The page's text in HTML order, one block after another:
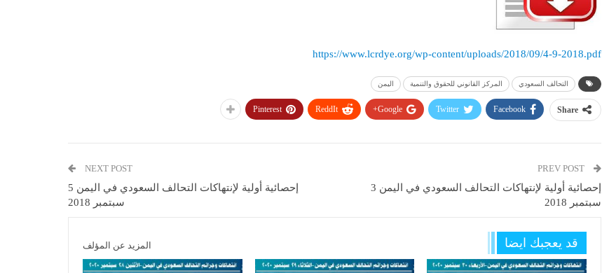
https://www.lcrdye.org/wp-content/uploads/2018/09/4-9-2018.pdf
التحالف السعودي المركز القانوني للحقوق والتنمية اليمن
Share
Facebook
Twitter
Google+
ReddIt
Pinterest
PREV POST
إحصائية أولية لإنتهاكات التحالف السعودي في اليمن 3
سبتمبر 2018
NEXT POST
إحصائية أولية لإنتهاكات التحالف السعودي في اليمن 5
سبتمبر 2018
قد يعجبك ايضا المزيد عن المؤلف